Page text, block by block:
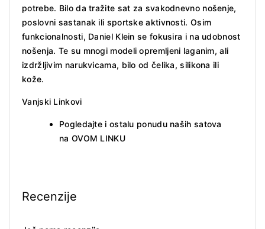
potrebe. Bilo da tražite sat za svakodnevno nošenje,
poslovni sastanak ili sportske aktivnosti. Osim
funkcionalnosti, Daniel Klein se fokusira i na udobnost
nošenja. Te su mnogi modeli opremljeni laganim, ali
izdržljivim narukvicama, bilo od čelika, silikona ili
kože.
Vanjski Linkovi
Pogledajte i ostalu ponudu naših satova
na OVOM LINKU
Recenzije